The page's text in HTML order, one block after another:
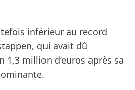
inférieur au record
qui avait dû
1,3 million d’euros après sa